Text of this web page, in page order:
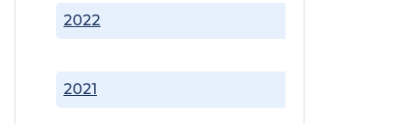
2021
2022